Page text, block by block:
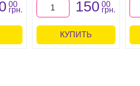
00
грн. 150 00
грн.
КУПИТЬ